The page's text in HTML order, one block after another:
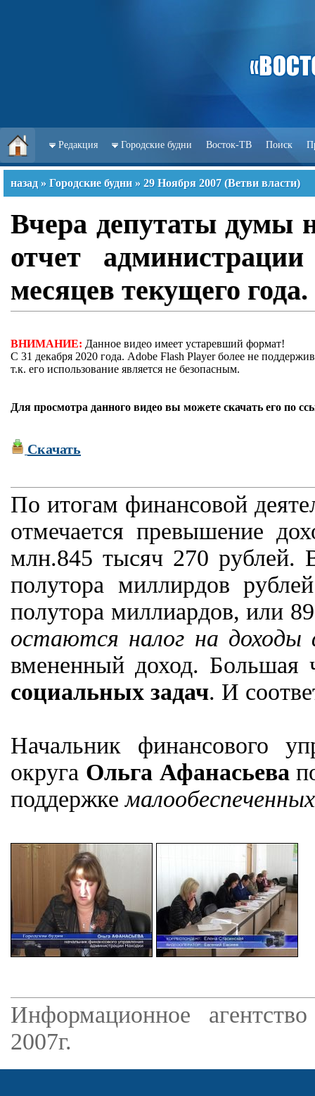
Редакция Городские будни Восток-ТВ Поиск
назад » Городские будни » 29 Ноября 2007 (Ветви власти)
Вчера депутаты думы
отчет
месяцев текущего года.
ВНИМАНИЕ: Данное видео имеет устаревший формат!
С 31 декабря 2020 года. Adobe Flash Player более не
т.к. его использование является не безопасным.
Для просмотра данного видео вы можете скачать его по
Скачать
По итогам финансовой
отмечается превышение
млн.845 тысяч 270 рублей.
полутора миллирдов
полутора миллиардов, или
остаются налог на доходы
вмененный доход. Большая
социальных задач. И
Начальник финансового
округа Ольга Афанасьева
поддержке
Информационное
2007г.